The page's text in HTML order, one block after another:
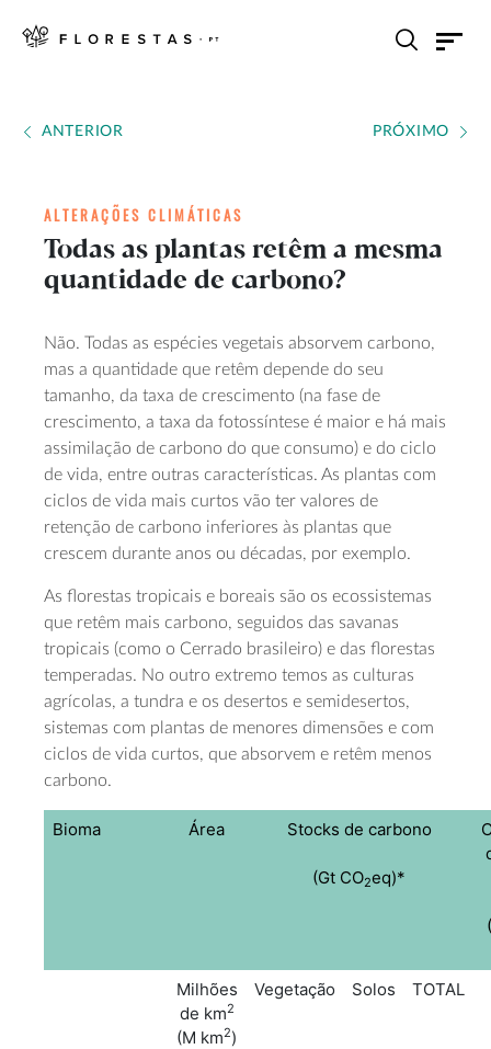
ANTERIOR PRÓXIMO
ALTERAÇÕES CLIMÁTICAS
Todas as plantas retêm a mesma
quantidade de carbono?
Não. Todas as espécies vegetais absorvem carbono,
mas a quantidade que retêm depende do seu
tamanho, da taxa de crescimento (na fase de
crescimento, a taxa da fotossíntese é maior e há mais
assimilação de carbono do que consumo) e do ciclo
de vida, entre outras características. As plantas com
ciclos de vida mais curtos vão ter valores de
retenção de carbono inferiores às plantas que
crescem durante anos ou décadas, por exemplo.
As florestas tropicais e boreais são os ecossistemas
que retêm mais carbono, seguidos das savanas
tropicais (como o Cerrado brasileiro) e das florestas
temperadas. No outro extremo temos as culturas
agrícolas, a tundra e os desertos e semidesertos,
sistemas com plantas de menores dimensões e com
ciclos de vida curtos, que absorvem e retêm menos
carbono.
Bioma Área Stocks de carbono
(Gt CO2eq)*
Milhões
de km2
(M km2)
Vegetação Solos TOTAL